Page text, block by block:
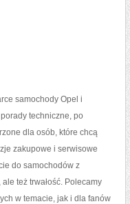
samochody Opel i
techniczne, po
dla osób, które chcą
zakupowe i serwisowe
do samochodów z
też trwałość. Polecamy
w temacie, jak i dla fanów